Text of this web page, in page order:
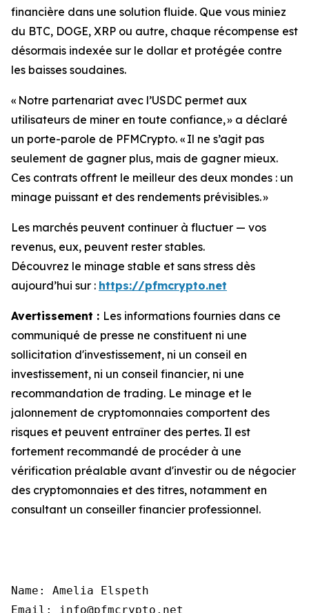
financière dans une solution fluide. Que vous miniez
du BTC, DOGE, XRP ou autre, chaque récompense est
désormais indexée sur le dollar et protégée contre
les baisses soudaines.
« Notre partenariat avec l’USDC permet aux
utilisateurs de miner en toute confiance, » a déclaré
un porte-parole de PFMCrypto. « Il ne s’agit pas
seulement de gagner plus, mais de gagner mieux.
Ces contrats offrent le meilleur des deux mondes : un
minage puissant et des rendements prévisibles. »
Les marchés peuvent continuer à fluctuer — vos
revenus, eux, peuvent rester stables.
Découvrez le minage stable et sans stress dès
aujourd’hui sur : https://pfmcrypto.net
Avertissement : Les informations fournies dans ce
communiqué de presse ne constituent ni une
sollicitation d'investissement, ni un conseil en
investissement, ni un conseil financier, ni une
recommandation de trading. Le minage et le
jalonnement de cryptomonnaies comportent des
risques et peuvent entraîner des pertes. Il est
fortement recommandé de procéder à une
vérification préalable avant d'investir ou de négocier
des cryptomonnaies et des titres, notamment en
consultant un conseiller financier professionnel.
Name: Amelia Elspeth
Email: info@pfmcrypto.net